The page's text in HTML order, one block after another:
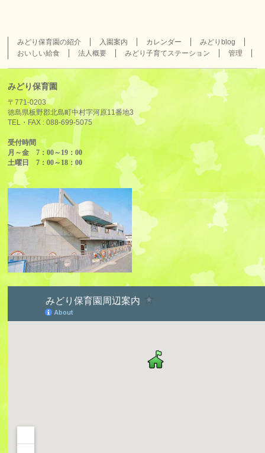
みどり保育園の紹介 入園案内 カレンダー
みどりblog
おいしい給食
法人概要 みどり子育てステーション 管理
みどり保育園
〒771-0203
徳島県板野郡北島町中村字河原11番地3
TEL・FAX :088-699-5075
受付時間
月～金 7：00～19：00
土曜日 7：00～18：00